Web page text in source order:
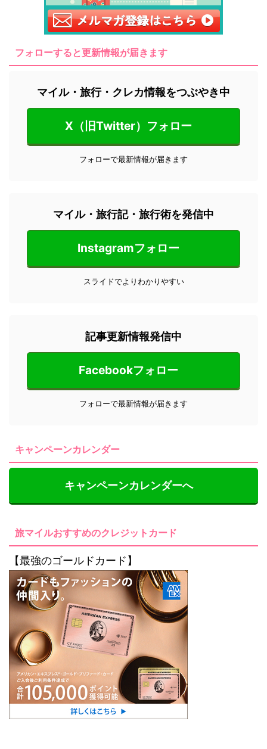
フォローすると更新情報が届きます
マイル・旅行・クレカ情報をつぶやき中
X（旧Twitter）フォロー
フォローで最新情報が届きます
マイル・旅行記・旅行術を発信中
Instagramフォロー
スライドでよりわかりやすい
記事更新情報発信中
Facebookフォロー
フォローで最新情報が届きます
キャンペーンカレンダー
キャンペーンカレンダーへ
旅マイルおすすめのクレジットカード
【最強のゴールドカード】